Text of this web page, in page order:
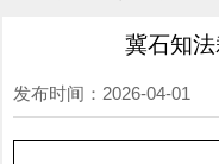
冀石知
发布时间：2026-04-